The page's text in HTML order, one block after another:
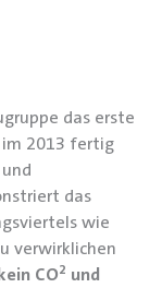
das erste
im 2013 fertig
das
wie
verwirklichen
CO2 und